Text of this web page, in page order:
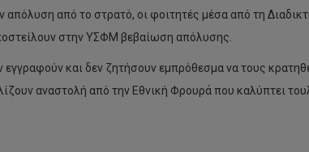
απόλυση από το στρατό, οι φοιτητές μέσα από τη
στην ΥΣΦΜ βεβαίωση απόλυσης.
εγγραφούν και δεν ζητήσουν εμπρόθεσμα να τους
αναστολή από την Εθνική Φρουρά που καλύπτει